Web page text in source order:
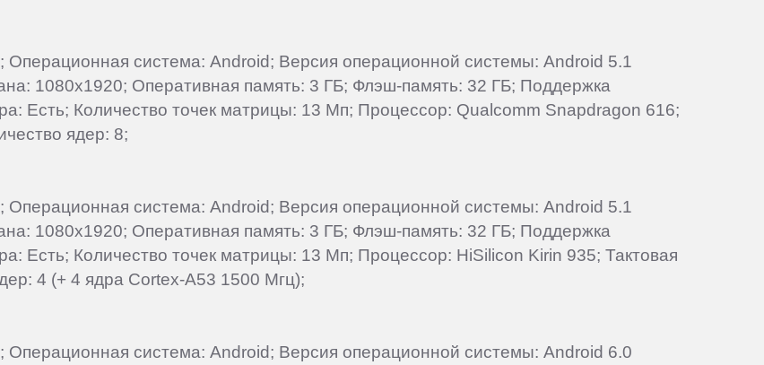
система: Android; Версия операционной системы: Android 5.1
1080x1920; Оперативная память: 3 ГБ; Флэш-память: 32 ГБ; Поддержка
Есть; Количество точек матрицы: 13 Мп; Процессор: Qualcomm Snapdragon 616;
ядер: 8;
система: Android; Версия операционной системы: Android 5.1
1080x1920; Оперативная память: 3 ГБ; Флэш-память: 32 ГБ; Поддержка
Есть; Количество точек матрицы: 13 Мп; Процессор: HiSilicon Kirin 935; Тактовая
4 (+ 4 ядра Cortex-A53 1500 Мгц);
система: Android; Версия операционной системы: Android 6.0